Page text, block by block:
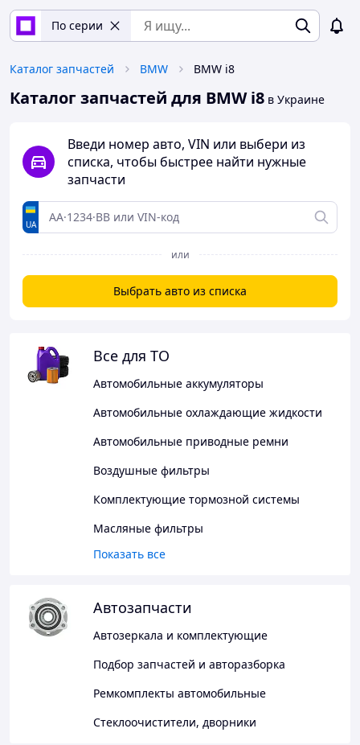
По серии
Каталог запчастей BMW BMW i8
Каталог запчастей для BMW i8 в Украине
Введи номер авто, VIN или выбери из
списка, чтобы быстрее найти нужные
запчасти
UA
или
Выбрать авто из списка
Все для ТО
Автомобильные аккумуляторы
Автомобильные охлаждающие жидкости
Автомобильные приводные ремни
Воздушные фильтры
Комплектующие тормозной системы
Масляные фильтры
Показать все
Автозапчасти
Автозеркала и комплектующие
Подбор запчастей и авторазборка
Ремкомплекты автомобильные
Стеклоочистители, дворники